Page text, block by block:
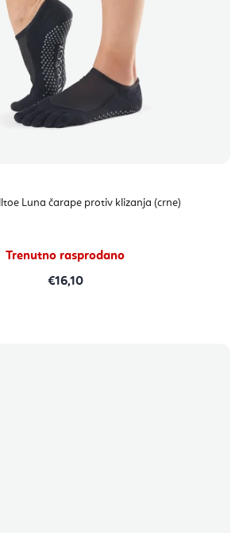
Luna čarape protiv klizanja (crne)
Trenutno rasprodano
€16,10